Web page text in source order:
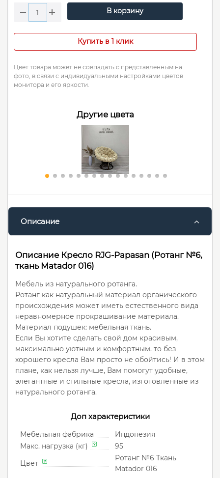
В корзину
Купить в 1 клик
Цвет товара может не совпадать с представленным на
фото, в связи с индивидуальными настройками цветов
монитора и его яркости.
Другие цвета
Описание
Описание Кресло RJG-Papasan (Ротанг №6,
ткань Matador 016)
Мебель из натурального ротанга.
Ротанг как натуральный материал органического
происхождения может иметь естественного вида
неравномерное прокрашивание материала.
Материал подушек: мебельная ткань.
Если Вы хотите сделать свой дом красивым,
максимально уютным и комфортным, то без
хорошего кресла Вам просто не обойтись! И в этом
плане, как нельзя лучше, Вам помогут удобные,
элегантные и стильные кресла, изготовленные из
натурального ротанга.
Доп характеристики
Мебельная фабрика
Индонезия
Макс. нагрузка (кг)
95
Цвет
Ротанг №6 Ткань
Matador 016